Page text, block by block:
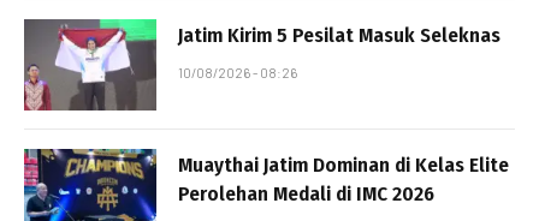
Jatim Kirim 5 Pesilat Masuk Seleknas
10/08/2026 - 08:26
Muaythai Jatim Dominan di Kelas Elite
Perolehan Medali di IMC 2026